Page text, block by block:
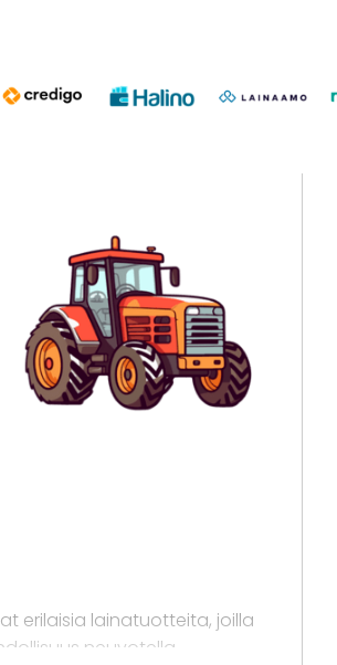
erilaisia lainatuotteita, joilla
neuvotella